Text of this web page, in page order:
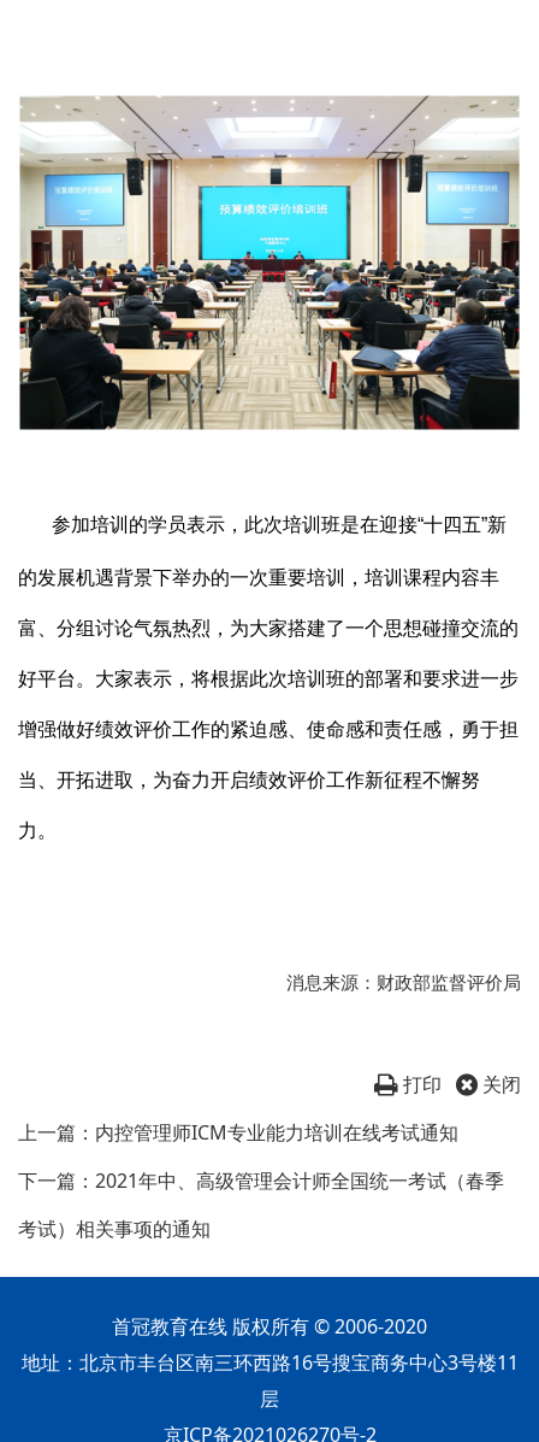
参加培训的学员表示，此次培训班是在迎接“十四五”新
的发展机遇背景下举办的一次重要培训，培训课程内容丰
富、分组讨论气氛热烈，为大家搭建了一个思想碰撞交流的
好平台。大家表示，将根据此次培训班的部署和要求进一步
增强做好绩效评价工作的紧迫感、使命感和责任感，勇于担
当、开拓进取，为奋力开启绩效评价工作新征程不懈努
力。
消息来源：财政部监督评价局
打印
关闭
上一篇：内控管理师ICM专业能力培训在线考试通知
下一篇：2021年中、高级管理会计师全国统一考试（春季
考试）相关事项的通知
首冠教育在线 版权所有 © 2006-2020
地址：北京市丰台区南三环西路16号搜宝商务中心3号楼11
层
京ICP备2021026270号-2